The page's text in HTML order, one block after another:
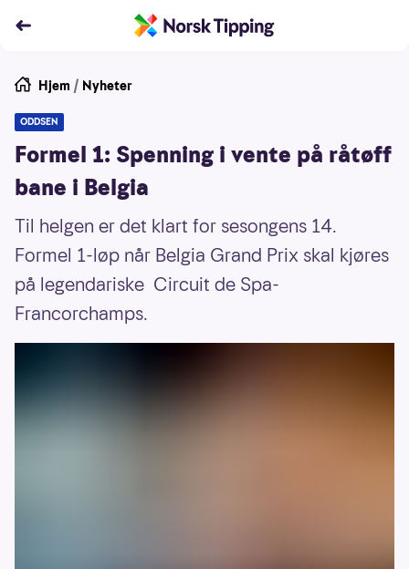
Hjem / Nyheter
ODDSEN
Formel 1: Spenning i vente på råtøff
bane i Belgia
Til helgen er det klart for sesongens 14.
Formel 1-løp når Belgia Grand Prix skal kjøres
på legendariske Circuit de Spa-
Francorchamps.